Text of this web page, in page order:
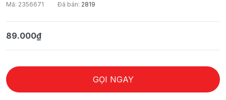
Mã: 2356671 Đã bán: 2819
89.000₫
GỌI NGAY